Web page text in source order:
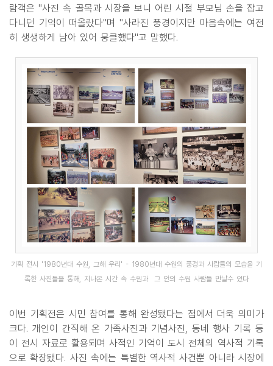
람객은 "사진 속 골목과 시장을 보니 어린 시절 부모님 손을 잡고
다니던 기억이 떠올랐다"며 "사라진 풍경이지만 마음속에는 여전
히 생생하게 남아 있어 뭉클했다"고 말했다.
기획 전시 '1980년대 수원, 그해 우리' - 1980년대 수원의 풍경과 사람들의 모습을 기
록한 사진들을 통해, 지나온 시간 속 수원과 그 안의 수원 사람들 만날수 있다
이번 기획전은 시민 참여를 통해 완성됐다는 점에서 더욱 의미가
크다. 개인이 간직해 온 가족사진과 기념사진, 동네 행사 기록 등
이 전시 자료로 활용되며 사적인 기억이 도시 전체의 역사적 기록
으로 확장됐다. 사진 속에는 특별한 역사적 사건뿐 아니라 시장에